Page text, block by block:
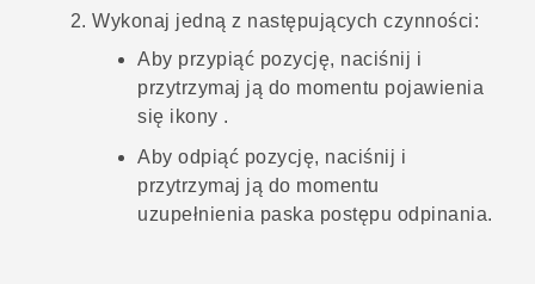
Wykonaj jedną z następujących czynności:
Aby przypiąć pozycję, naciśnij i
przytrzymaj ją do momentu pojawienia
się ikony .
Aby odpiąć pozycję, naciśnij i
przytrzymaj ją do momentu
uzupełnienia paska postępu odpinania.